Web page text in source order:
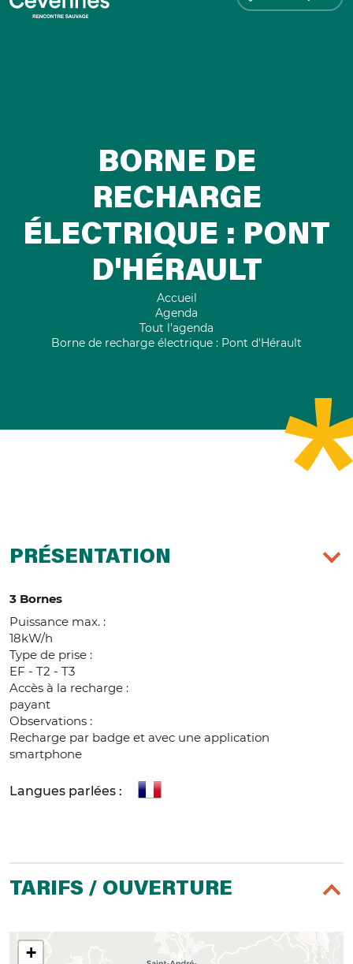
BORNE DE
RECHARGE
ÉLECTRIQUE : PONT
D'HÉRAULT
Accueil
Agenda
Tout l'agenda
Borne de recharge électrique : Pont d'Hérault
PRÉSENTATION
3 Bornes
Puissance max. :
18kW/h
Type de prise :
EF - T2 - T3
Accès à la recharge :
payant
Observations :
Recharge par badge et avec une application
smartphone
Langues parlées :
TARIFS / OUVERTURE
+